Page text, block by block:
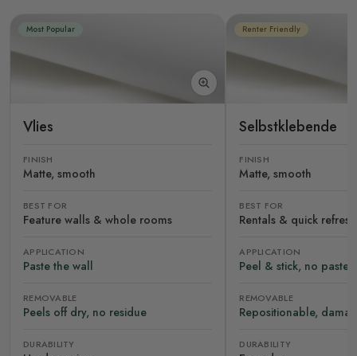
Most Popular
Vlies
FINISH
Matte, smooth
BEST FOR
Feature walls & whole rooms
APPLICATION
Paste the wall
REMOVABLE
Peels off dry, no residue
DURABILITY
Renter Friendly
Selbstklebende
FINISH
Matte, smooth
BEST FOR
Rentals & quick
APPLICATION
Peel & stick, no paste
REMOVABLE
Repositionable,
DURABILITY